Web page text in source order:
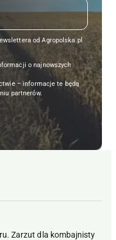
od Agropolska.pl
o najnowszych
– informacje te będą
partnerów.
Zarzut dla kombajnisty